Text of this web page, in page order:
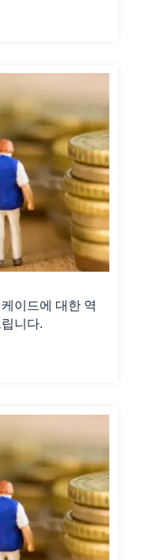
이드에 대한 역
니다.